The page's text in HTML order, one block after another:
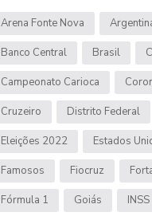
Arena Fonte Nova
Banco Central Brasil
Campeonato Carioca
Cruzeiro Distrito Federal
Eleições 2022 Estados
Famosos Fiocruz
Fórmula 1 Goiás INSS